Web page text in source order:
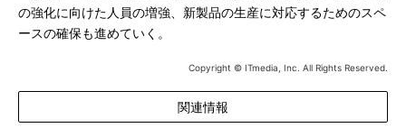
の強化に向けた人員の増強、新製品の生産に対応するためのスペ
ースの確保も進めていく。
Copyright © ITmedia, Inc. All Rights Reserved.
関連情報